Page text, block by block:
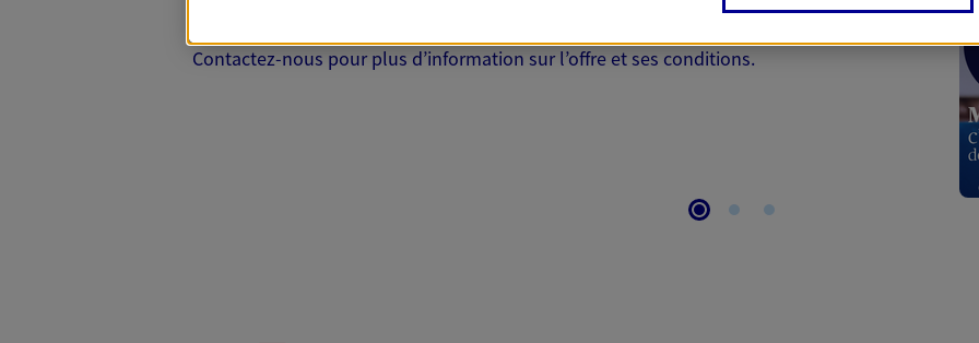
Contactez-nous pour plus d’information sur l’offre et ses conditions.